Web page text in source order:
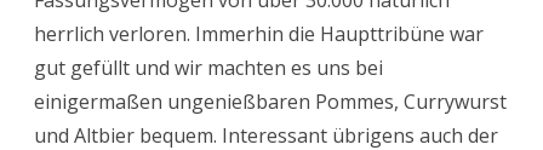
herrlich verloren. Immerhin die Haupttribüne war
gut gefüllt und wir machten es uns bei
einigermaßen ungenießbaren Pommes, Currywurst
und Altbier bequem. Interessant übrigens auch der